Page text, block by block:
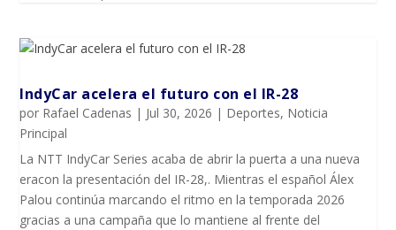
IndyCar acelera el futuro con el IR-28
por Rafael Cadenas | Jul 30, 2026 | Deportes, Noticia
Principal
La NTT IndyCar Series acaba de abrir la puerta a una nueva
eracon la presentación del IR-28,. Mientras el español Álex
Palou continúa marcando el ritmo en la temporada 2026
gracias a una campaña que lo mantiene al frente del